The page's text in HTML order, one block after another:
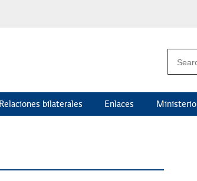
Relaciones bilaterales Enlaces Ministerio